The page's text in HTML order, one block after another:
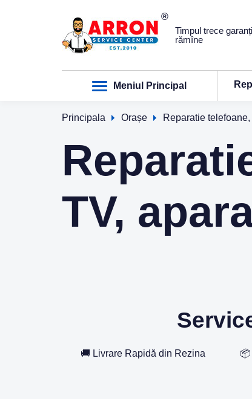
Timpul trece
rămîne
Meniul Principal
Principala Orașe Reparatie
TV,
🚚 Livrare Rapidă din Rezina 📦